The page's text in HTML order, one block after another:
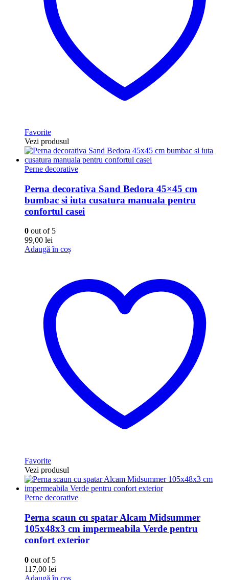
Favorite
Vezi produsul
Perne decorative
Perna decorativa Sand Bedora 45×45 cm
bumbac si iuta cusatura manuala pentru
confortul casei
0 out of 5
99,00 lei
Adaugă în coș
Favorite
Vezi produsul
Perne decorative
Perna scaun cu spatar Alcam Midsummer
105x48x3 cm impermeabila Verde pentru
confort exterior
0 out of 5
117,00 lei
Adaugă în coș